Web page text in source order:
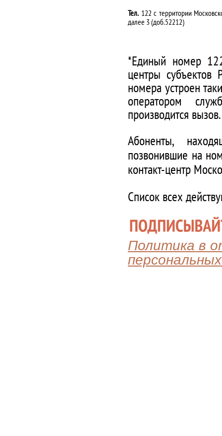
Тел. 122 с территории
далее 3 (доб.52212)
*Единый номер
центры субъектов
номера устроен
оператором
производится вызов.
Абоненты,
позвонившие на
контакт-центр
Список всех
Политика в